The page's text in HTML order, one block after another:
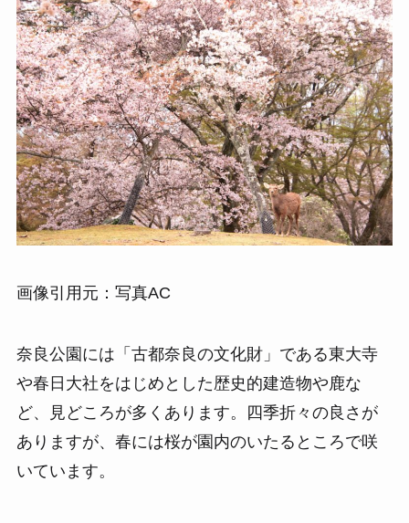
画像引用元：写真AC
奈良公園には「古都奈良の文化財」である東大寺
や春日大社をはじめとした歴史的建造物や鹿な
ど、見どころが多くあります。四季折々の良さが
ありますが、春には桜が園内のいたるところで咲
いています。